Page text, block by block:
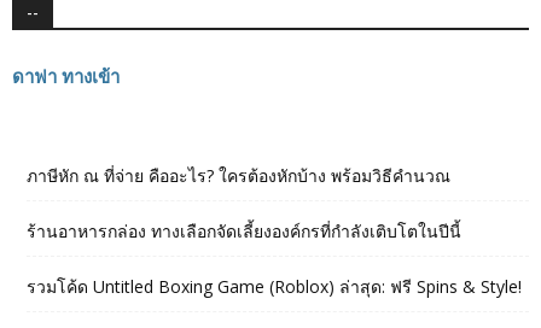
--
ดาฟา ทางเข้า
ภาษีหัก ณ ที่จ่าย คืออะไร? ใครต้องหักบ้าง พร้อมวิธีคำนวณ
ร้านอาหารกล่อง ทางเลือกจัดเลี้ยงองค์กรที่กำลังเติบโตในปีนี้
รวมโค้ด Untitled Boxing Game (Roblox) ล่าสุด: ฟรี Spins & Style!